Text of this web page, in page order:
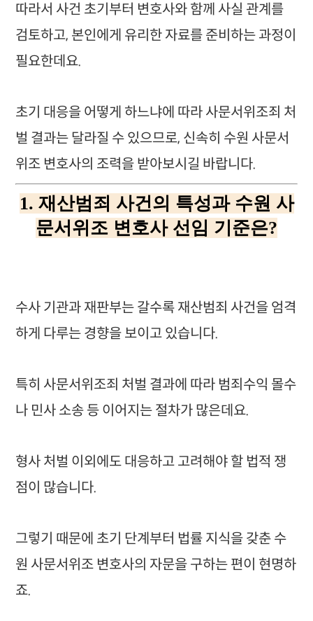
따라서 사건 초기부터 변호사와 함께 사실 관계를
검토하고, 본인에게 유리한 자료를 준비하는 과정이
필요한데요.
초기 대응을 어떻게 하느냐에 따라 사문서위조죄 처
벌 결과는 달라질 수 있으므로, 신속히 수원 사문서
위조 변호사의 조력을 받아보시길 바랍니다.
1. 재산범죄 사건의 특성과 수원 사
문서위조 변호사 선임 기준은?
수사 기관과 재판부는 갈수록 재산범죄 사건을 엄격
하게 다루는 경향을 보이고 있습니다.
특히 사문서위조죄 처벌 결과에 따라 범죄수익 몰수
나 민사 소송 등 이어지는 절차가 많은데요.
형사 처벌 이외에도 대응하고 고려해야 할 법적 쟁
점이 많습니다.
그렇기 때문에 초기 단계부터 법률 지식을 갖춘 수
원 사문서위조 변호사의 자문을 구하는 편이 현명하
죠.